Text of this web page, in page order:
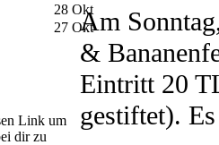
28 Okt
27 Okt
Link um
dir zu
Am
&
Eintritt 20
gestiftet).